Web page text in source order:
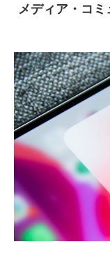
メディア・コ